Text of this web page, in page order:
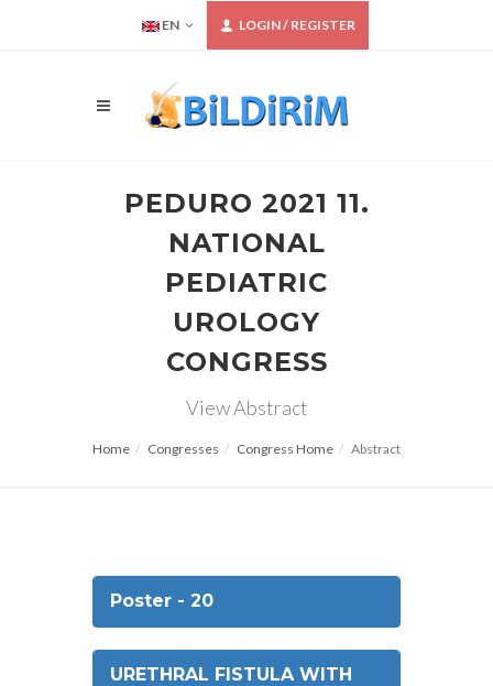
EN LOGIN / REGISTER
PEDURO 2021 11.
NATIONAL
PEDIATRIC
UROLOGY
CONGRESS
View Abstract
Home Congresses Congress Home Abstract
Poster - 20
URETHRAL FISTULA WITH